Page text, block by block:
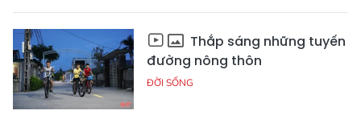
Thắp sáng những tuyến
đường nông thôn
ĐỜI SỐNG